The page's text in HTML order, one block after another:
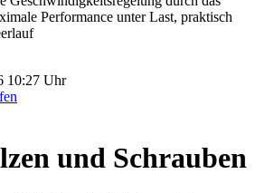
Performance unter Last, praktisch
10:27 Uhr
und Schrauben